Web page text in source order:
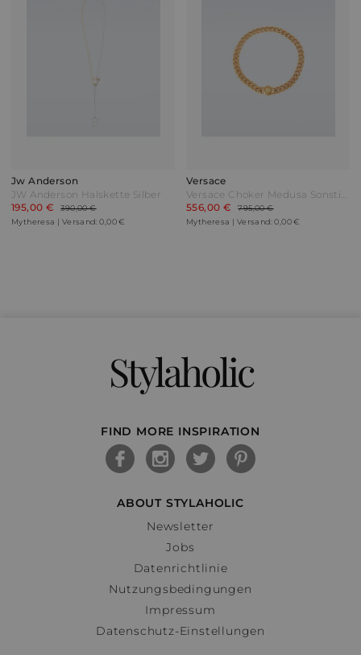
Jw Anderson
JW Anderson Halskette Silber
195,00 €
390,00 €
Mytheresa | Versand: 0,00 €
Versace
Versace Choker Medusa Sonstige
556,00 €
795,00 €
Mytheresa | Versand: 0,00 €
Stylaholic
FIND MORE INSPIRATION
ABOUT STYLAHOLIC
Newsletter
Jobs
Datenrichtlinie
Nutzungsbedingungen
Impressum
Datenschutz-Einstellungen